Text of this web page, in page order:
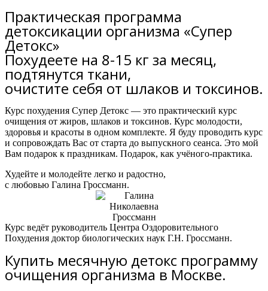
Практическая программа
детоксикации организма «Супер
Детокс»
Похудеете на 8-15 кг за месяц,
подтянутся ткани,
очистите себя от шлаков и токсинов.
Курс похудения Супер Детокс — это практический курс
очищения от жиров, шлаков и токсинов. Курс молодости,
здоровья и красоты в одном комплекте. Я буду проводить курс
и сопровождать Вас от старта до выпускного сеанса. Это мой
Вам подарок к праздникам. Подарок, как учёного-практика.
Худейте и молодейте легко и радостно,
с любовью Галина Гроссманн.
Курс ведёт руководитель Центра Оздоровительного
Похудения доктор биологических наук Г.Н. Гроссманн.
Купить месячную детокс программу
очищения организма в Москве.